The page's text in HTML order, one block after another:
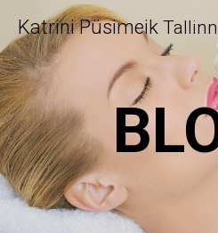
Katrini Püsimeik